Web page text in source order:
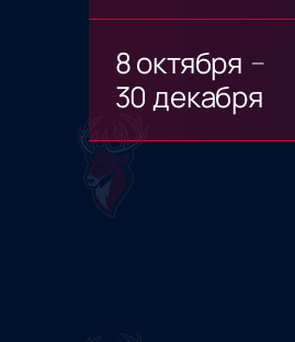
8 октября —
30 декабря